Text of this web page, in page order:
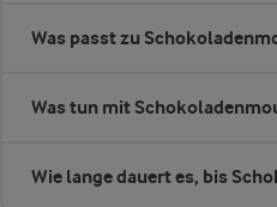
Was passt zu
Was tun mit
Wie lange dauert es, bis